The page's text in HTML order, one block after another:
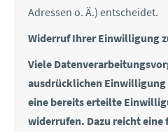
Adressen o. Ä.) entscheidet.
Widerruf Ihrer Einwilligung
Viele
ausdrücklichen
eine bereits erteilte
widerrufen. Dazu reicht